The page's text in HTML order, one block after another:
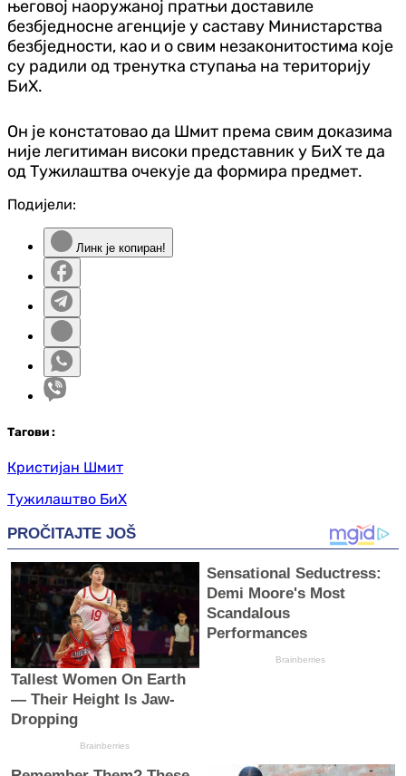
његовој наоружаној пратњи доставиле
безбједносне агенције у саставу Министарства
безбједности, као и о свим незаконитостима које
су радили од тренутка ступања на територију
БиХ.
Он је констатовао да Шмит према свим доказима
није легитиман високи представник у БиХ те да
од Тужилаштва очекује да формира предмет.
Подијели:
Линк је копиран!
Тагови :
Кристијан Шмит
Тужилаштво БиХ